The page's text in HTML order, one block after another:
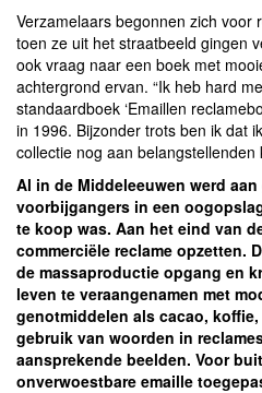
Verzamelaars begonnen zich voor
toen ze uit het straatbeeld gingen
ook vraag naar een boek met
achtergrond ervan. “Ik heb hard
standaardboek ‘Emaillen
in 1996. Bijzonder trots ben ik dat
collectie nog aan belangstellenden
Al in de Middeleeuwen werd
voorbijgangers in een
te koop was. Aan het eind van
commerciële reclame opzetten.
de massaproductie opgang en
leven te veraangenamen met
genotmiddelen als cacao,
gebruik van woorden in
aansprekende beelden. Voor
onverwoestbare emaille